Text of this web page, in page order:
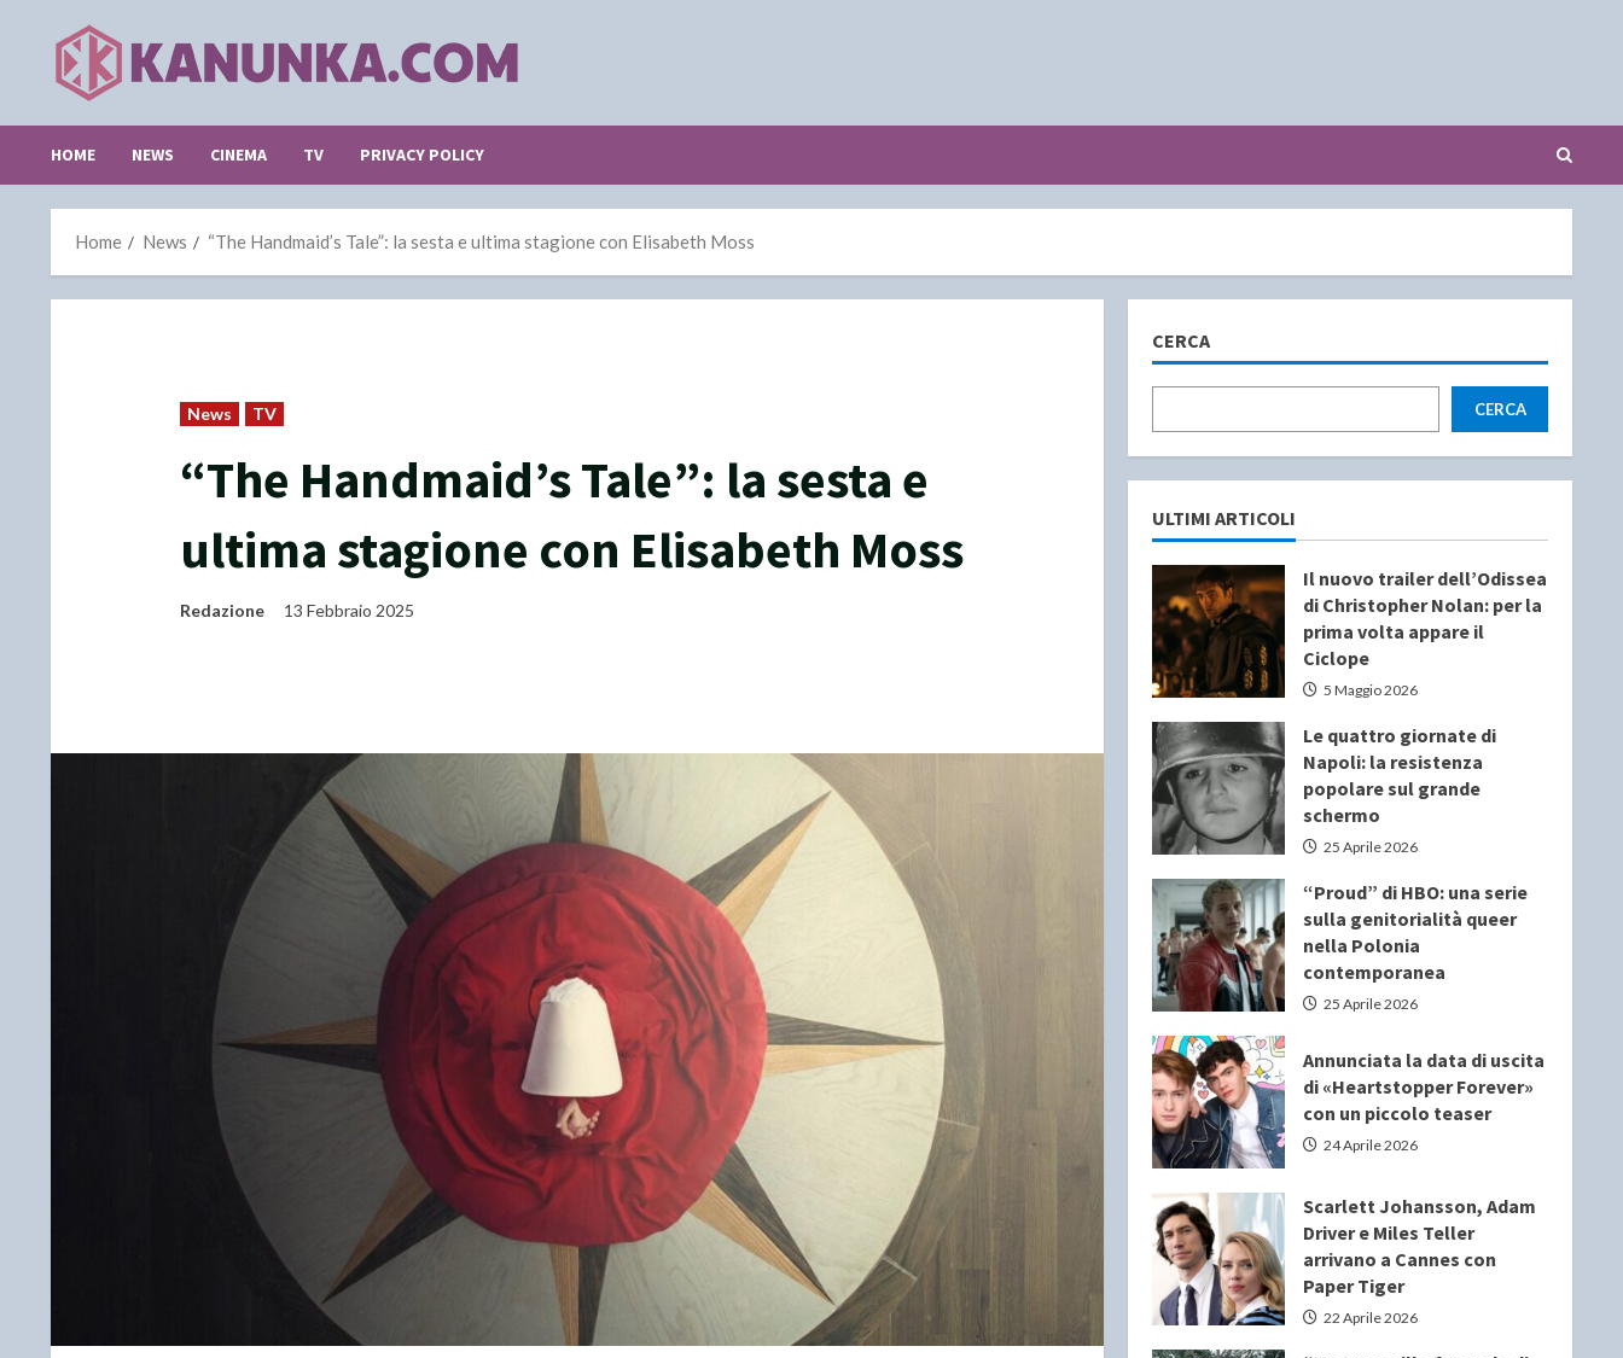
content
HOME NEWS CINEMA TV PRIVACY POLICY
Home News “The Handmaid’s Tale”: la sesta e ultima stagione con Elisabeth Moss
News TV
“The Handmaid’s Tale”: la sesta e
ultima stagione con Elisabeth Moss
Redazione 13 Febbraio 2025
CERCA
CERCA
ULTIMI ARTICOLI
Il nuovo trailer dell’Odissea
di Christopher Nolan: per la
prima volta appare il
Ciclope
5 Maggio 2026
Le quattro giornate di
Napoli: la resistenza
popolare sul grande
schermo
25 Aprile 2026
“Proud” di HBO: una serie
sulla genitorialità queer
nella Polonia
contemporanea
25 Aprile 2026
Annunciata la data di uscita
di «Heartstopper Forever»
con un piccolo teaser
24 Aprile 2026
Scarlett Johansson, Adam
Driver e Miles Teller
arrivano a Cannes con
Paper Tiger
22 Aprile 2026